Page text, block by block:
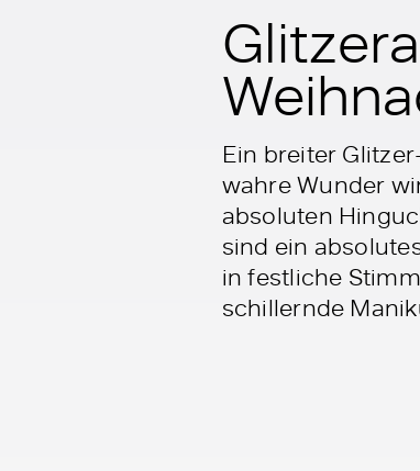
Ein breiter
wahre Wunder
absoluten
sind ein
in festliche
schillernde